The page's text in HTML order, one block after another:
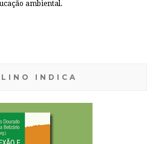
ambiental.
INDICA